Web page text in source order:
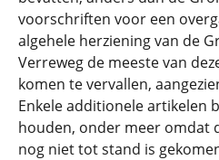
voorschriften voor een
algehele herziening van de
Verreweg de meeste van
komen te vervallen,
Enkele additionele artikelen
houden, onder meer omdat
nog niet tot stand is